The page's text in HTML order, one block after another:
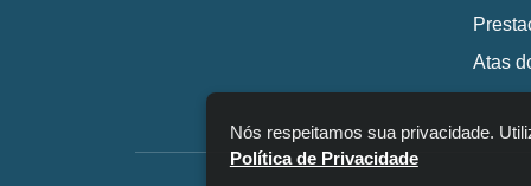
Atas
Nós respeitamos sua privacidade.
Política de Privacidade